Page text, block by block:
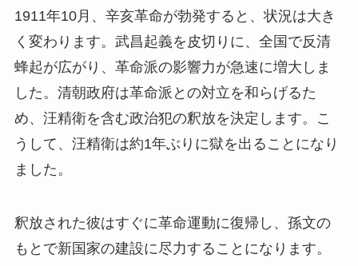
1911年10月、辛亥革命が勃発すると、状況は大き
く変わります。武昌起義を皮切りに、全国で反清
蜂起が広がり、革命派の影響力が急速に増大しま
した。清朝政府は革命派との対立を和らげるた
め、汪精衛を含む政治犯の釈放を決定します。こ
うして、汪精衛は約1年ぶりに獄を出ることになり
ました。
釈放された彼はすぐに革命運動に復帰し、孫文の
もとで新国家の建設に尽力することになります。